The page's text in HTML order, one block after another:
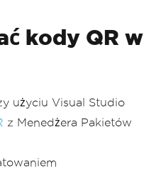
kody QR w
użyciu Visual Studio
z Menedżera Pakietów